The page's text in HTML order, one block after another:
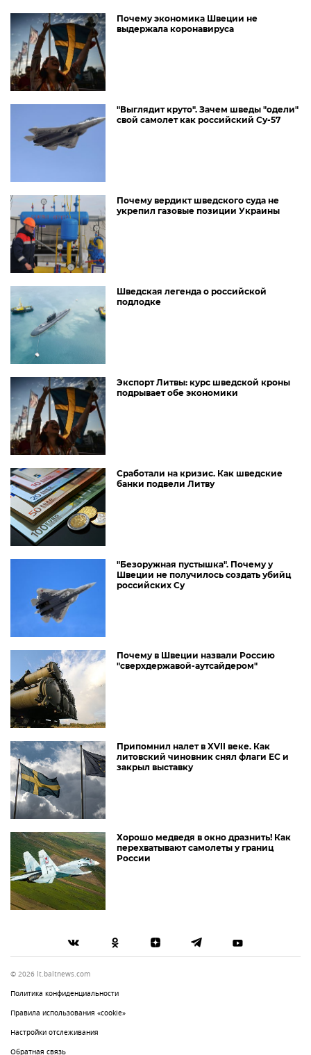
Почему экономика Швеции не
выдержала коронавируса
"Выглядит круто". Зачем шведы "одели"
свой самолет как российский Су-57
Почему вердикт шведского суда не
укрепил газовые позиции Украины
Шведская легенда о российской
подлодке
Экспорт Литвы: курс шведской кроны
подрывает обе экономики
Сработали на кризис. Как шведские
банки подвели Литву
"Безоружная пустышка". Почему у
Швеции не получилось создать убийц
российских Су
Почему в Швеции назвали Россию
"сверхдержавой-аутсайдером"
Припомнил налет в XVII веке. Как
литовский чиновник снял флаги ЕС и
закрыл выставку
Хорошо медведя в окно дразнить! Как
перехватывают самолеты у границ
России
© 2026 lt.baltnews.com
Политика конфиденциальности
Правила использования «cookie»
Настройки отслеживания
Обратная связь